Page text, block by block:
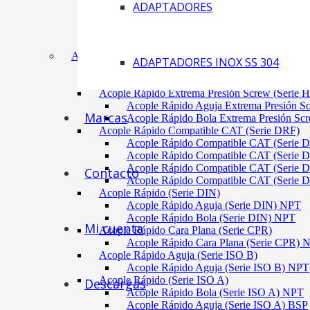
ADAPTADORES
ADAPTADORES INOX SS 304
Marcas
Contacto
Mi cuenta
Descargas
Acoplamiento Tipo Neumático Fenaflex (TYRE)
ACÓPLES RÁPIDOS
Acople Rápido Aguja Extrema Presión (Serie
Acople Rápido Extrema Presión Screw (Serie
Acople Rápido Aguja Extrema Presión
Acople Rápido Bola Extrema Presión
Acople Rápido Compatible CAT (Serie DRF)
Acople Rápido Compatible CAT (Serie
Acople Rápido Compatible CAT (Serie
Acople Rápido Compatible CAT (Serie
Acople Rápido Compatible CAT (Serie
Acople Rápido (Serie DIN)
Acople Rápido Aguja (Serie DIN) NPT
Acople Rápido Bola (Serie DIN) NPT
Acople Rápido Cara Plana (Serie CPR)
Acople Rápido Cara Plana (Serie CPR)
Acople Rápido Aguja (Serie ISO B)
Acople Rápido Aguja (Serie ISO B) NPT
Acople Rápido (Serie ISO A)
Acople Rápido Bola (Serie ISO A) NPT
Acople Rápido Aguja (Serie ISO A) BSP